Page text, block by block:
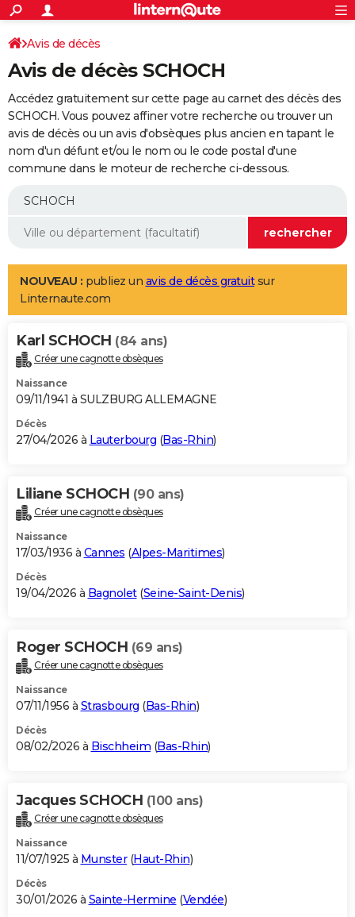
ACTUALITÉS
Politique
Société
Faits Divers
Education
Monde
Villes
+
SPORT
Coupe du monde 2026
Football
Tennis
Cyclisme
Rugby
Forum
Programme TV
TNT
Streaming
Cinéma
Sorties cinéma
Musique
+
FINANCE
Retraite
Epargne
Immobilier
Risques naturels par ville
Banque
Assurance
AUTO
Essais
Réserver un essai
Citadines
Berlines
SUV
Forum auto
+
Mobiles
Meilleur smartphone
Internet
Ordinateurs
Jeux vidéo
Guide high-tech
Aménagement intérieur
LIFESTYLE
Art de vivre
Bien-être
Loisirs
Mode
Modes de vie
Alimentation
Guide de la santé
Maladies
Médicaments
Sommeil
VOYAGE
Destinations
City break
Voyage nature
Voyage de noces
Forum
Climat
+PHOTO
GUIDES D'ACHAT
BONS PLANS
Carte de Noël
Carte Bonne année
Carte Saint-Valentin
Carte Pâques
Carte d'anniversaire
DICTIONNAIRE
Dictionnaire
Biographies
Citations
Expressions
Proverbes
PROGRAMME TV
S'inscrire
Se connecter
Lycées
Collèges
Primaires
Universités
Entreprises
Service militaire
Avis de recherche
AVIS DE DÉCÈS
Bricolage
Lifestyle
Culture
Sport
Auto
Television
Voyage
Cinema
Avis de décès
Avis de décès SCHOCH
Accédez gratuitement sur cette page au carnet des décès des
SCHOCH. Vous pouvez affiner votre recherche ou trouver un
avis de décès ou un avis d'obsèques plus ancien en tapant le
nom d'un défunt et/ou le nom ou le code postal d'une
commune dans le moteur de recherche ci-dessous.
NOUVEAU : publiez un avis de décès gratuitsur
Linternaute.com
Karl SCHOCH (84 ans)
Créer une cagnotte obsèques
Naissance
09/11/1941 à SULZBURG ALLEMAGNE
Décès
27/04/2026 à Lauterbourg (Bas-Rhin)
Liliane SCHOCH (90 ans)
Créer une cagnotte obsèques
Naissance
17/03/1936 à Cannes (Alpes-Maritimes)
Décès
19/04/2026 à Bagnolet(Seine-Saint-Denis)
Roger SCHOCH (69 ans)
Créer une cagnotte obsèques
Naissance
07/11/1956 à Strasbourg (Bas-Rhin)
Décès
08/02/2026 à Bischheim (Bas-Rhin)
Jacques SCHOCH (100 ans)
Créer une cagnotte obsèques
Naissance
11/07/1925 à Munster(Haut-Rhin)
Décès
30/01/2026 à Sainte-Hermine (Vendée)